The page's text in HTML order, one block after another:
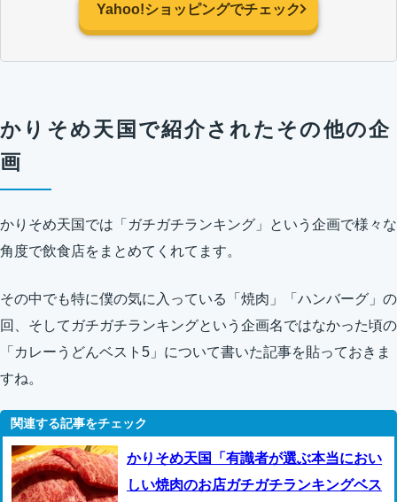
Yahoo!ショッピングでチェック
かりそめ天国で紹介されたその他の企
画
かりそめ天国では「ガチガチランキング」という企画で様々な
角度で飲食店をまとめてくれてます。
その中でも特に僕の気に入っている「焼肉」「ハンバーグ」の
回、そしてガチガチランキングという企画名ではなかった頃の
「カレーうどんベスト5」について書いた記事を貼っておきま
すね。
かりそめ天国「有識者が選ぶ本当におい
しい焼肉のお店ガチガチランキングベス